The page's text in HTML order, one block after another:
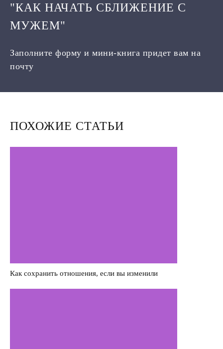
"КАК НАЧАТЬ СБЛИЖЕНИЕ С
МУЖЕМ"
Заполните форму и мини-книга придет вам на
почту
ПОХОЖИЕ СТАТЬИ
Как сохранить отношения, если вы изменили